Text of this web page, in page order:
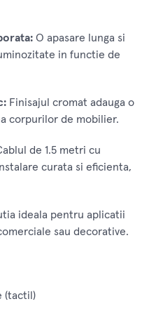
O apasare lunga si
in functie de
Finisajul cromat adauga o
corpurilor de mobilier.
de 1.5 metri cu
curata si eficienta,
ideala pentru aplicatii
sau decorative.
(tactil)